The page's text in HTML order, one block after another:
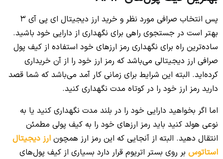
پس انتخاب صرافی مورد نظر و خرید ارز دیجیتال ای پی آی 3
بهتر است در جستجوی راهی برای نگهداری از دارایی خود باشید.
ساده‌ترین راه برای نگهداری رمز ارزهای خود استفاده از کیف پول
صرافی ارز دیجیتالی می‌باشد که رمز ارز خود را از آن خریداری
کرده‌اید. البته این شرایط برای زمانی کار آمد می‌باشد که شما قصد
دارید رمز ارز خود را در کوتاه مدت نگهداری کنید.
اما اگر بخواهید دارایی خود را در بلند مدت نگهداری کنید یا به
نوعی هولد کنید باید رمز ارزهای خود را به کیف پولی مطمئن
انتقال دهید. البته از آنجایی که این رمز ارز همچون ارز دیجیتال
استاتوس بر روی بستر اتریوم قرار دارد بسیاری از کیف پو‌ل‌های